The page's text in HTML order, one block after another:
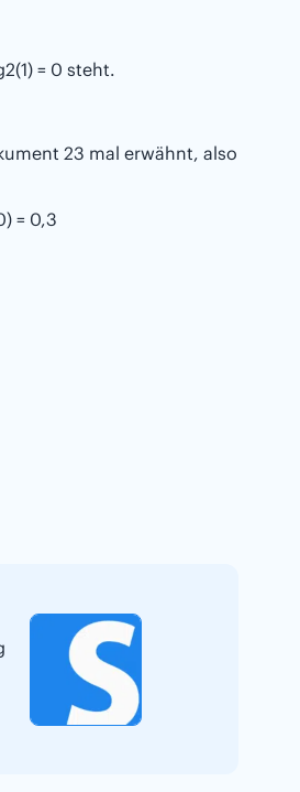
= 0 steht.
23 mal erwähnt, also
= 0,3